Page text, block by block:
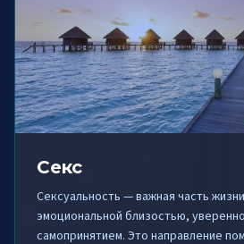
Секс
Сексуальность — важная часть
эмоциональной близостью,
самопринятием. Это направление